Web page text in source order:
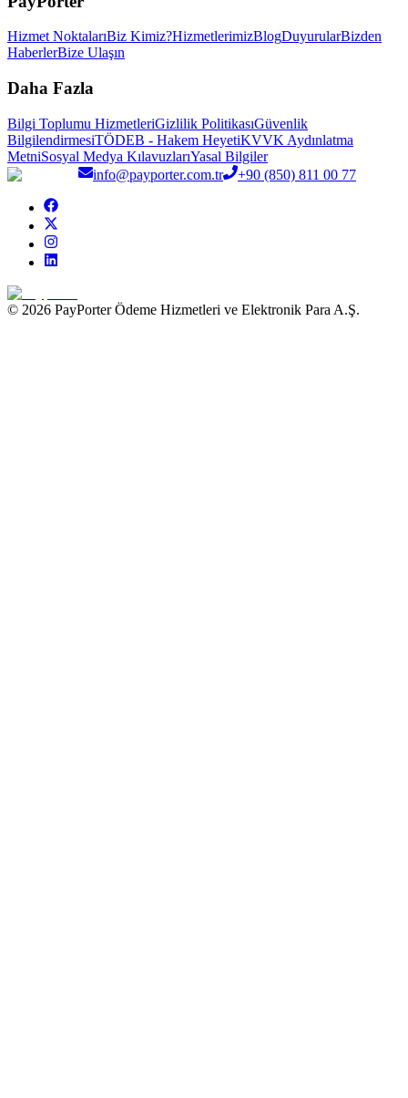
Hizmet NoktalarıBiz Kimiz?HizmetlerimizBlogDuyurularBizden
HaberlerBize Ulaşın
Daha Fazla
Bilgi Toplumu HizmetleriGizlilik PolitikasıGüvenlik
BilgilendirmesiTÖDEB - Hakem HeyetiKVVK Aydınlatma
MetniSosyal Medya KılavuzlarıYasal Bilgiler
info@payporter.com.tr
+90 (850) 811 00 77
© 2026 PayPorter Ödeme Hizmetleri ve Elektronik Para A.Ş.